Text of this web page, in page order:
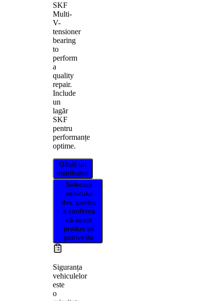
SKF
Multi-
V-
tensioner
bearing
to
perform
a
quality
repair.
Include
un
lagăr
SKF
pentru
performanțe
optime.
Găsiți un
distribuitor
Selectați
vehiculul
dvs. pentru
a confirma
că acest
produs se
potrivește
Siguranța
vehiculelor
este
o